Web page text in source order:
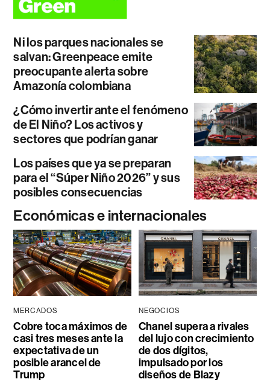
Ni los parques nacionales se
salvan: Greenpeace emite
preocupante alerta sobre
Amazonía colombiana
¿Cómo invertir ante el fenómeno
de El Niño? Los activos y
sectores que podrían ganar
Los países que ya se preparan
para el “Súper Niño 2026” y sus
posibles consecuencias
Económicas e internacionales
MERCADOS
Cobre toca máximos de
casi tres meses ante la
expectativa de un
posible arancel de
Trump
NEGOCIOS
Chanel supera a rivales
del lujo con crecimiento
de dos dígitos,
impulsado por los
diseños de Blazy